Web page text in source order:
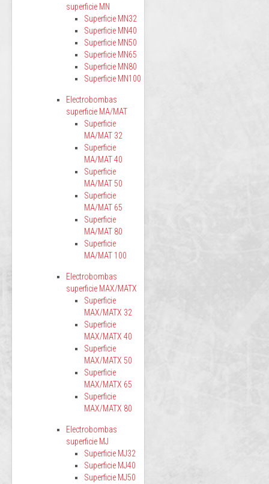
superficie MN
Superficie MN32
Superficie MN40
Superficie MN50
Superficie MN65
Superficie MN80
Superficie MN100
Electrobombas
superficie MA/MAT
Superficie
MA/MAT 32
Superficie
MA/MAT 40
Superficie
MA/MAT 50
Superficie
MA/MAT 65
Superficie
MA/MAT 80
Superficie
MA/MAT 100
Electrobombas
superficie MAX/MATX
Superficie
MAX/MATX 32
Superficie
MAX/MATX 40
Superficie
MAX/MATX 50
Superficie
MAX/MATX 65
Superficie
MAX/MATX 80
Electrobombas
superficie MJ
Superficie MJ32
Superficie MJ40
Superficie MJ50